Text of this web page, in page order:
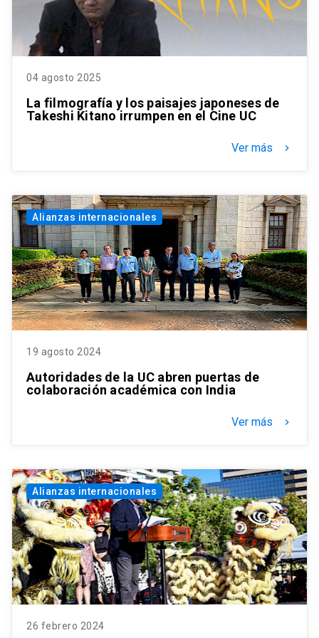
04 agosto 2025
La filmografía y los paisajes japoneses de
Takeshi Kitano irrumpen en el Cine UC
Ver más keyboard_arrow_right
Alianzas internacionales
19 agosto 2024
Autoridades de la UC abren puertas de
colaboración académica con India
Ver más keyboard_arrow_right
Alianzas internacionales
26 febrero 2024